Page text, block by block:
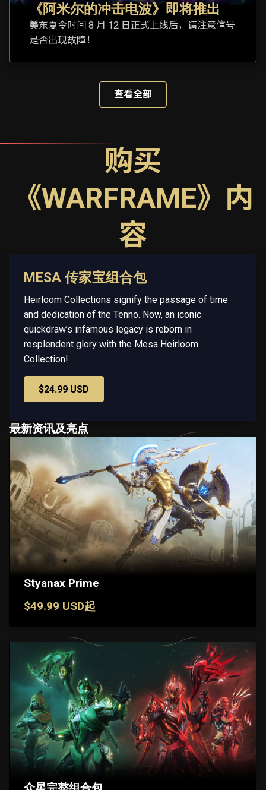
《阿米尔的冲击电波》即将推出
美东夏令时间 8 月 12 日正式上线后，请注意信号
是否出现故障！
查看全部
购买
《WARFRAME》内
容
MESA 传家宝组合包
Heirloom Collections signify the passage of time
and dedication of the Tenno. Now, an iconic
quickdraw’s infamous legacy is reborn in
resplendent glory with the Mesa Heirloom
Collection!
$24.99 USD
最新资讯及亮点
Styanax Prime
$49.99 USD起